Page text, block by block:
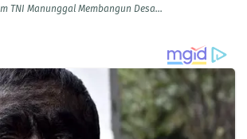
TNI Manunggal Membangun Desa...